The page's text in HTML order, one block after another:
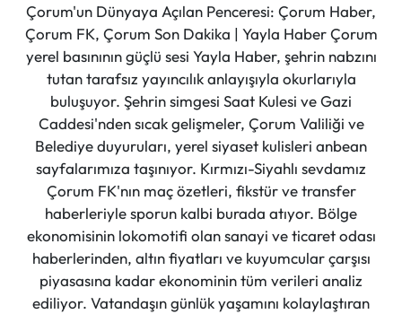
Çorum'un Dünyaya Açılan Penceresi: Çorum Haber,
Çorum FK, Çorum Son Dakika | Yayla Haber Çorum
yerel basınının güçlü sesi Yayla Haber, şehrin nabzını
tutan tarafsız yayıncılık anlayışıyla okurlarıyla
buluşuyor. Şehrin simgesi Saat Kulesi ve Gazi
Caddesi'nden sıcak gelişmeler, Çorum Valiliği ve
Belediye duyuruları, yerel siyaset kulisleri anbean
sayfalarımıza taşınıyor. Kırmızı-Siyahlı sevdamız
Çorum FK'nın maç özetleri, fikstür ve transfer
haberleriyle sporun kalbi burada atıyor. Bölge
ekonomisinin lokomotifi olan sanayi ve ticaret odası
haberlerinden, altın fiyatları ve kuyumcular çarşısı
piyasasına kadar ekonominin tüm verileri analiz
ediliyor. Vatandaşın günlük yaşamını kolaylaştıran